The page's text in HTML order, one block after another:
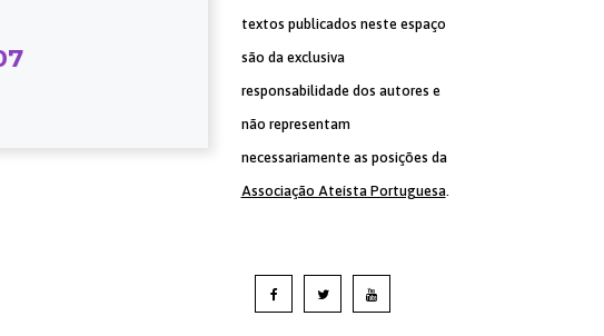
textos publicados neste espaço
são da exclusiva
responsabilidade dos autores e
não representam
necessariamente as posições da
Associação Ateísta Portuguesa.